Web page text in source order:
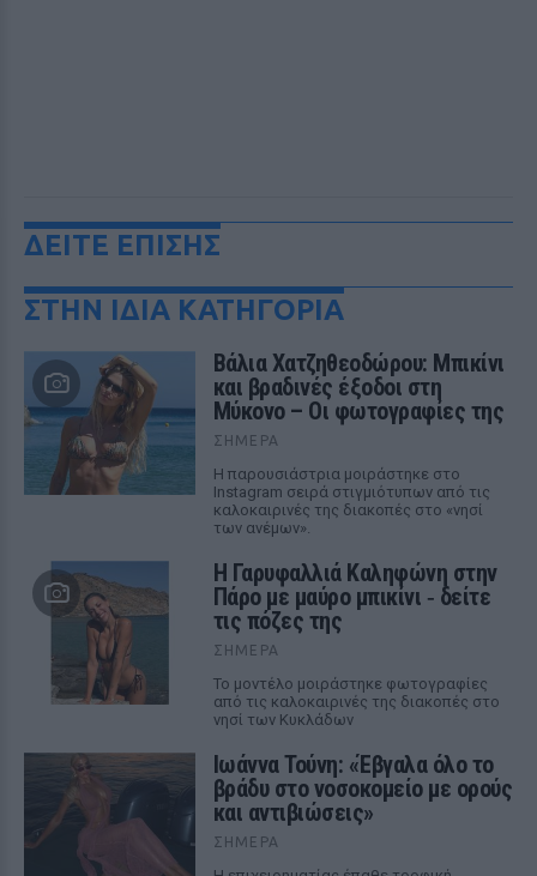
ΔΕΙΤΕ ΕΠΙΣΗΣ
ΣΤΗΝ ΙΔΙΑ ΚΑΤΗΓΟΡΙΑ
Βάλια Χατζηθεοδώρου: Μπικίνι
και βραδινές έξοδοι στη
Μύκονο – Οι φωτογραφίες της
ΣΉΜΕΡΑ
Η παρουσιάστρια μοιράστηκε στο
Instagram σειρά στιγμιότυπων από τις
καλοκαιρινές της διακοπές στο «νησί
των ανέμων».
Η Γαρυφαλλιά Καληφώνη στην
Πάρο με μαύρο μπικίνι ‑ δείτε
τις πόζες της
ΣΉΜΕΡΑ
Το μοντέλο μοιράστηκε φωτογραφίες
από τις καλοκαιρινές της διακοπές στο
νησί των Κυκλάδων
Ιωάννα Τούνη: «Έβγαλα όλο το
βράδυ στο νοσοκομείο με ορούς
και αντιβιώσεις»
ΣΉΜΕΡΑ